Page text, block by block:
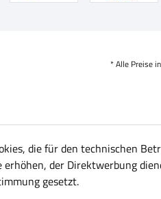
* Alle Preise
die für den technischen
erhöhen, der Direktwerbung
gesetzt.